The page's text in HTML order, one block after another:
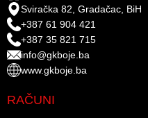
Sviračka 82, Gradačac, BiH
+387 61 904 421
+387 35 821 715
info@gkboje.ba
www.gkboje.ba
RAČUNI